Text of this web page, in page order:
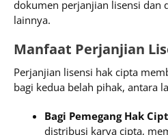
dokumen perjanjian lisensi dan
lainnya.
Manfaat Perjanjian
Perjanjian lisensi hak cipta
bagi kedua belah pihak, antara
Bagi Pemegang Hak
distribusi karya cipta,